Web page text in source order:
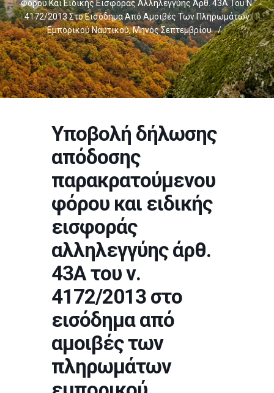
Φόρου Και Ειδικής Εισφοράς Αλληλεγγύης Άρθ. 43Α Του Ν.
4172/2013 Στο Εισόδημα Από Αμοιβές Των Πληρωμάτων
Εμπορικού Ναυτικού, Μηνός Σεπτεμβρίου
/
Υποβολή δήλωσης
απόδοσης
παρακρατούμενου
φόρου και ειδικής
εισφοράς
αλληλεγγύης άρθ.
43Α του ν.
4172/2013 στο
εισόδημα από
αμοιβές των
πληρωμάτων